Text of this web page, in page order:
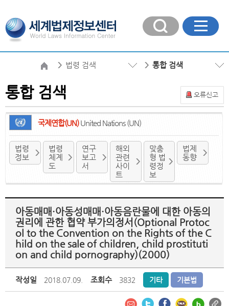
법령 검색 통합 검색
오류신고
통합 검색
국제연합(UN)United Nations (UN)
법령
정보
법령
체계
도
연구
보고
서
해외
관련
사이
트
맞춤
형 법
령정
보
법제
동향
아동매매·아동성매매·아동음란물에 대한 아동의
권리에 관한 협약 부가의정서(Optional Protoc
ol to the Convention on the Rights of the C
hild on the sale of children, child prostituti
on and child pornography)(2000)
작성일 2018.07.09. 조회수 3832 기타 기본법